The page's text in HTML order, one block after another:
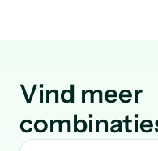
Vind meer